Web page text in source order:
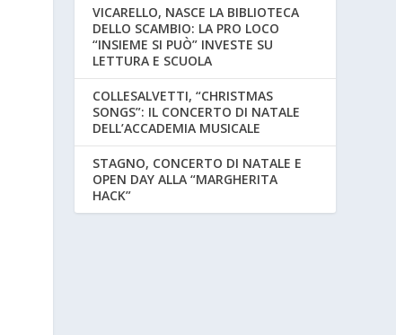
VICARELLO, NASCE LA BIBLIOTECA
DELLO SCAMBIO: LA PRO LOCO
“INSIEME SI PUÒ” INVESTE SU
LETTURA E SCUOLA
COLLESALVETTI, “CHRISTMAS
SONGS”: IL CONCERTO DI NATALE
DELL’ACCADEMIA MUSICALE
STAGNO, CONCERTO DI NATALE E
OPEN DAY ALLA “MARGHERITA
HACK”